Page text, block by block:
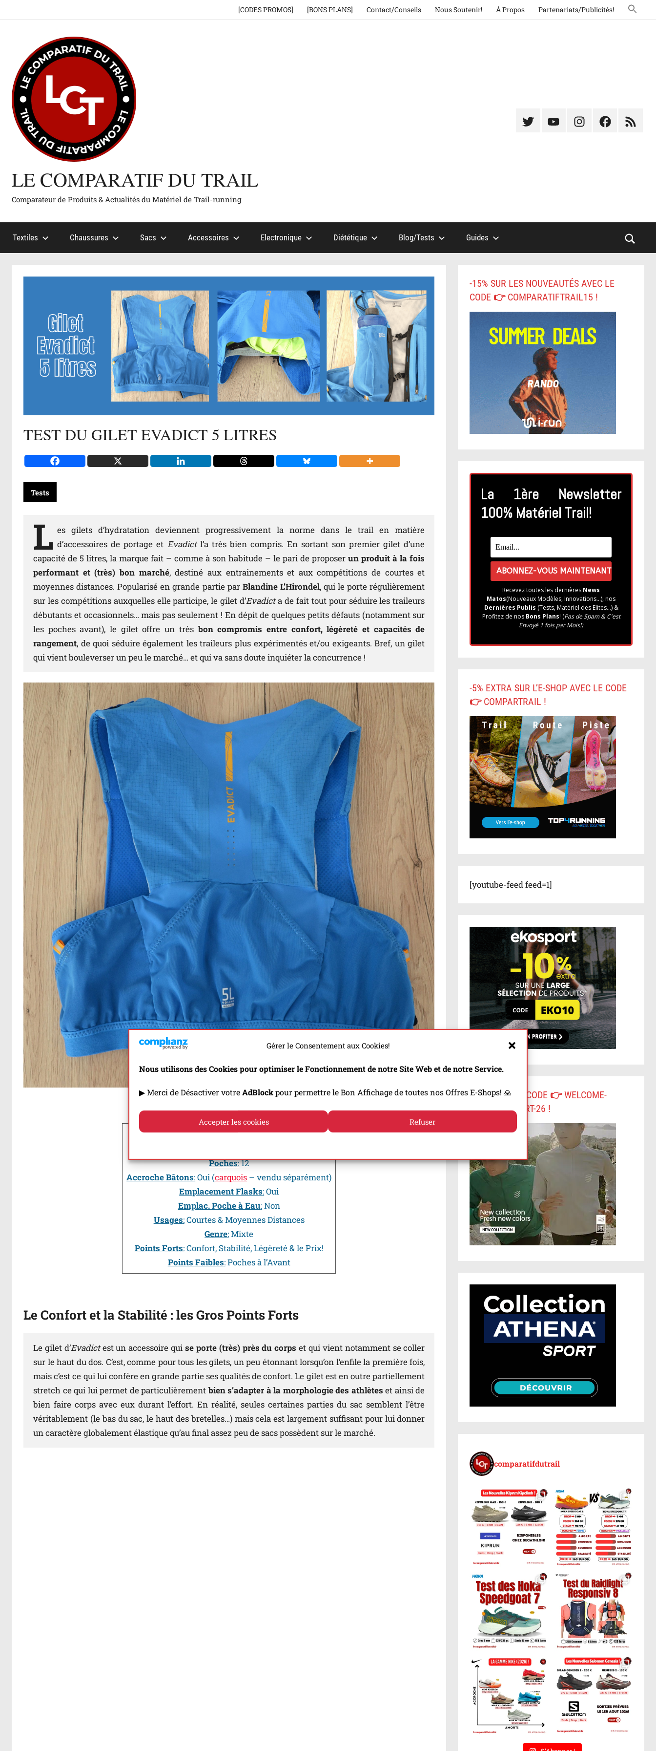
Gérer le Consentement aux Cookies!
Nous utilisons des Cookies pour optimiser le Fonctionnement de notre Site Web et de notre Service.
▶ Merci de Désactiver votreAdBlockpour permettre le Bon Affichage de toutes nos Offres E-Shops! 🙏
Accepter les cookies Refuser
[CODES PROMOS] [BONS PLANS] Contact/Conseils Nous Soutenir! À Propos Partenariats/Publicités!
LE COMPARATIF DU TRAIL
Comparateur de Produits & Actualités du Matériel de Trail-running
ÉlémentÉlémentÉlémentÉlément
Textiles Chaussures Sacs Accessoires Electronique Diététique Blog/Tests Guides
TEST DU GILET EVADICT 5 LITRES
Tests
L es gilets d’hydratation deviennent progressivement la norme dans le trail en matière
d’accessoires de portage et Evadict l’a très bien compris. En sortant son premier gilet d’une
capacité de 5 litres, la marque fait – comme à son habitude – le pari de proposerun produit à la fois
performant et (très) bon marché, destiné aux entrainements et aux compétitions de courtes et
moyennes distances. Popularisé en grande partie par Blandine L’Hirondel, qui le porte régulièrement
sur les compétitions auxquelles elle participe, le gilet d’Evadicta de fait tout pour séduire les traileurs
débutants et occasionnels… mais pas seulement ! En dépit de quelques petits défauts (notamment sur
les poches avant), le gilet offre un trèsbon compromis entre confort, légèreté et capacités de
rangement, de quoi séduire également les traileurs plus expérimentés et/ou exigeants. Bref, un gilet
qui vient bouleverser un peu le marché… et qui va sans doute inquiéter la concurrence !
En Résumé
Volume:5 l
Poches:12
Accroche Bâtons:Oui (carquois – vendu séparément)
Emplacement Flasks:Oui
Emplac. Poche à Eau:Non
Usages:Courtes & Moyennes Distances
Genre:Mixte
Points Forts:Confort, Stabilité, Légèreté & le Prix!
Points Faibles:Poches à l’Avant
Le Confort et la Stabilité : les Gros Points Forts
Le gilet d’Evadictest un accessoire qui se porte (très) près du corps et qui vient notamment se coller
sur le haut du dos. C’est, comme pour tous les gilets, un peu étonnant lorsqu’on l’enfile la première fois,
mais c’est ce qui lui confère en grande partie ses qualités de confort. Le gilet est en outre partiellement
stretch ce qui lui permet de particulièrementbien s’adapter à la morphologie des athlètes et ainsi de
bien faire corps avec eux durant l’effort. En réalité, seules certaines parties du sac semblent l’être
véritablement (le bas du sac, le haut des bretelles…) mais cela est largement suffisant pour lui donner
un caractère globalement élastique qu’au final assez peu de sacs possèdent sur le marché.
-15% SUR LES NOUVEAUTÉS AVEC LE
CODE 👉 COMPARATIFTRAIL15 !
La 1ère Newsletter
100% Matériel Trail!
Recevez toutes les dernières News
Matos(Nouveaux Modèles, Innovations...), nos
Dernières Publis (Tests, Matériel des Elites...) &
Profitez de nosBons Plans! (Pas de Spam & C'est
Envoyé 1 fois par Mois!)
-5% EXTRA SUR L’E-SHOP AVEC LE CODE
👉 COMPARTRAIL !
[youtube-feed feed=1]
-10% AVEC LE CODE 👉 WELCOME-
COMPRESSPORT-26 !
comparatifdutrail